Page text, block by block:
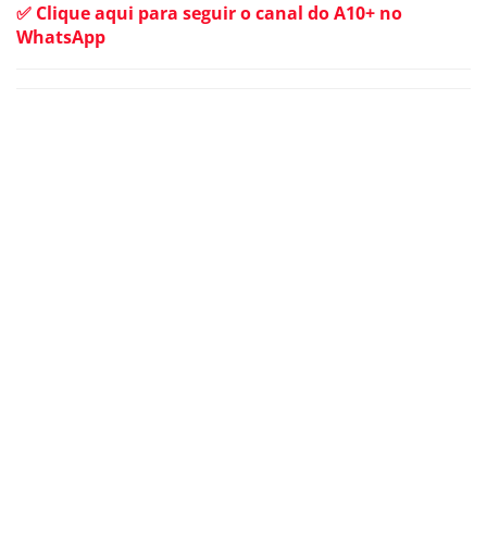
✅ Clique aqui para seguir o canal do A10+ no
WhatsApp